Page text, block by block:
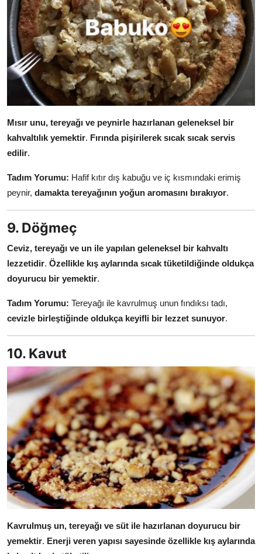
Mısır unu, tereyağı ve peynirle hazırlanan geleneksel bir
kahvaltılık yemektir. Fırında pişirilerek sıcak sıcak servis
edilir.
Tadım Yorumu: Hafif kıtır dış kabuğu ve iç kısmındaki erimiş
peynir, damakta tereyağının yoğun aromasını bırakıyor.
9. Döğmeç
Ceviz, tereyağı ve un ile yapılan geleneksel bir kahvaltı
lezzetidir. Özellikle kış aylarında sıcak tüketildiğinde oldukça
doyurucu bir yemektir.
Tadım Yorumu: Tereyağı ile kavrulmuş unun fındıksı tadı,
cevizle birleştiğinde oldukça keyifli bir lezzet sunuyor.
10. Kavut
Kavrulmuş un, tereyağı ve süt ile hazırlanan doyurucu bir
yemektir. Enerji veren yapısı sayesinde özellikle kış aylarında